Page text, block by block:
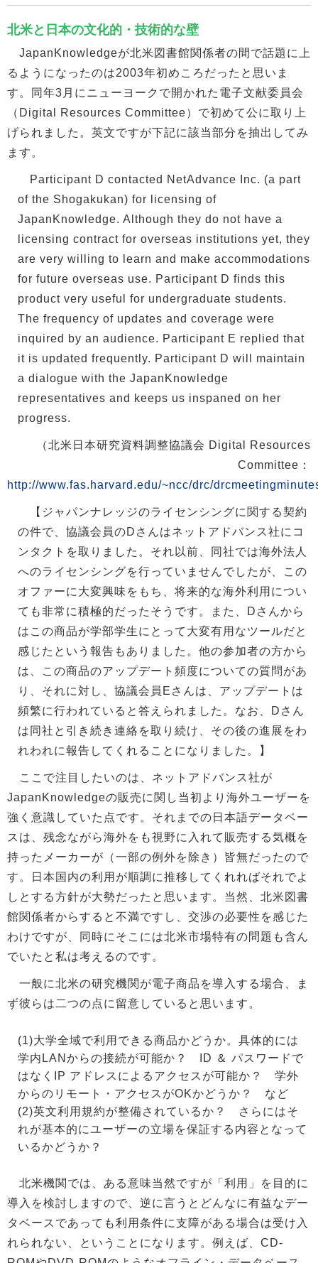
北米と日本の文化的・技術的な壁
JapanKnowledgeが北米図書館関係者の間で話題に上
るようになったのは2003年初めころだったと思いま
す。同年3月にニューヨークで開かれた電子文献委員会
（Digital Resources Committee）で初めて公に取り上
げられました。英文ですが下記に該当部分を抽出してみ
ます。
Participant D contacted NetAdvance Inc. (a part
of the Shogakukan) for licensing of
JapanKnowledge. Although they do not have a
licensing contract for overseas institutions yet, they
are very willing to learn and make accommodations
for future overseas use. Participant D finds this
product very useful for undergraduate students.
The frequency of updates and coverage were
inquired by an audience. Participant E replied that
it is updated frequently. Participant D will maintain
a dialogue with the JapanKnowledge
representatives and keeps us inspaned on her
progress.
（北米日本研究資料調整協議会 Digital Resources
Committee：
http://www.fas.harvard.edu/~ncc/drc/
【ジャパンナレッジのライセンシングに関する契約
の件で、協議会員のDさんはネットアドバンス社にコ
ンタクトを取りました。それ以前、同社では海外法人
へのライセンシングを行っていませんでしたが、この
オファーに大変興味をもち、将来的な海外利用につい
ても非常に積極的だったそうです。また、Dさんから
はこの商品が学部学生にとって大変有用なツールだと
感じたという報告もありました。他の参加者の方から
は、この商品のアップデート頻度についての質問があ
り、それに対し、協議会員Eさんは、アップデートは
頻繁に行われていると答えられました。なお、Dさん
は同社と引き続き連絡を取り続け、その後の進展をわ
れわれに報告してくれることになりました。】
ここで注目したいのは、ネットアドバンス社が
JapanKnowledgeの販売に関し当初より海外ユーザーを
強く意識していた点です。それまでの日本語データベー
スは、残念ながら海外をも視野に入れて販売する気概を
持ったメーカーが（一部の例外を除き）皆無だったので
す。日本国内の利用が順調に推移してくれればそれでよ
しとする方針が大勢だったと思います。当然、北米図書
館関係者からすると不満ですし、交渉の必要性を感じた
わけですが、同時にそこには北米市場特有の問題も含ん
でいたと私は考えるのです。
一般に北米の研究機関が電子商品を導入する場合、ま
ず彼らは二つの点に留意していると思います。
(1)大学全域で利用できる商品かどうか。具体的には
学内LANからの接続が可能か？ ID ＆ パスワードで
はなくIP アドレスによるアクセスが可能か？ 学外
からのリモート・アクセスがOKかどうか？ など
(2)英文利用規約が整備されているか？ さらにはそ
れが基本的にユーザーの立場を保証する内容となって
いるかどうか？
北米機関では、ある意味当然ですが「利用」を目的に
導入を検討しますので、逆に言うとどんなに有益なデー
タベースであっても利用条件に支障がある場合は受け入
れられない、ということになります。例えば、CD-